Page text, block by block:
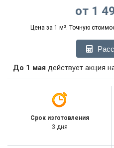
от 1
Цена за 1 м². Точную
До 1 мая действует акция
Срок изготовления
3 дня